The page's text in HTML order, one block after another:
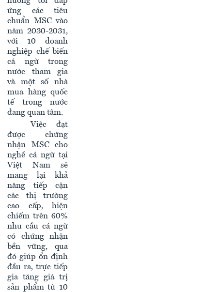
ứng các tiêu
chuẩn MSC vào
năm 2030-2031,
với 10 doanh
nghiệp chế biến
cá ngừ trong
nước tham gia
và một số nhà
mua hàng quốc
tế trong nước
đang quan tâm.
Việc đạt
được chứng
nhận MSC cho
nghề cá ngừ tại
Việt Nam sẽ
mang lại khả
năng tiếp cận
các thị trường
cao cấp, hiện
chiếm trên 60%
nhu cầu cá ngừ
có chứng nhận
bền vững, qua
đó giúp ổn định
đầu ra, trực tiếp
gia tăng giá trị
sản phẩm từ 10